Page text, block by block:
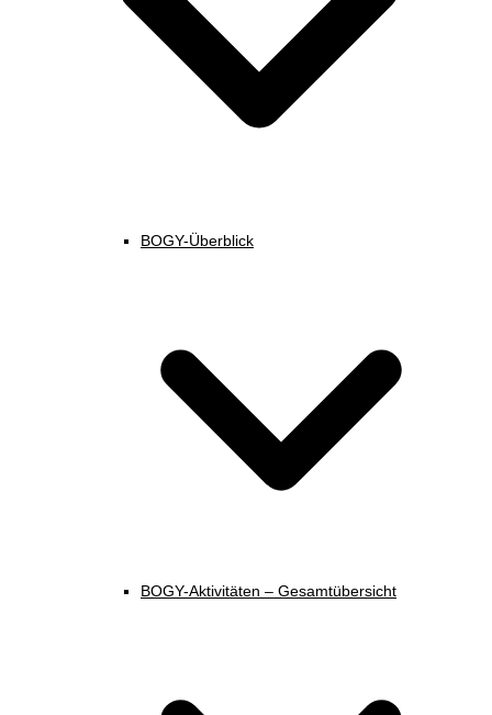
BOGY-Überblick
BOGY-Aktivitäten – Gesamtübersicht